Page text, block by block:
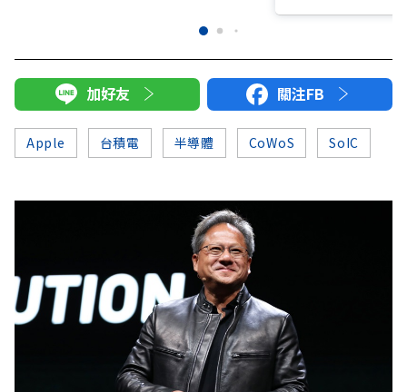
加好友 關注FB
Apple 台積電 半導體 CoWoS SoIC